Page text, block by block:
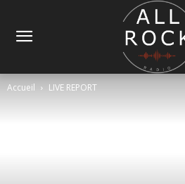
Accueil LIVE REPORT